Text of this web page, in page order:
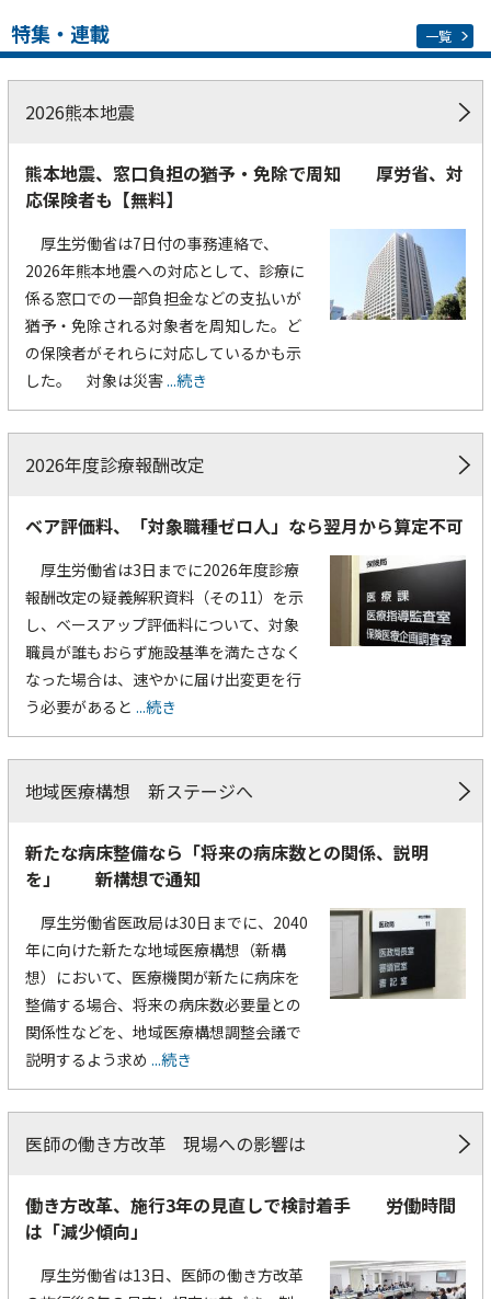
特集・連載 一覧
2026熊本地震
熊本地震、窓口負担の猶予・免除で周知 厚労省、対
応保険者も【無料】
厚生労働省は7日付の事務連絡で、
2026年熊本地震への対応として、診療に
係る窓口での一部負担金などの支払いが
猶予・免除される対象者を周知した。ど
の保険者がそれらに対応しているかも示
した。 対象は災害...続き
2026年度診療報酬改定
ベア評価料、「対象職種ゼロ人」なら翌月から算定不可
厚生労働省は3日までに2026年度診療
報酬改定の疑義解釈資料（その11）を示
し、ベースアップ評価料について、対象
職員が誰もおらず施設基準を満たさなく
なった場合は、速やかに届け出変更を行
う必要があると ...続き
地域医療構想 新ステージへ
新たな病床整備なら「将来の病床数との関係、説明
を」 新構想で通知
厚生労働省医政局は30日までに、2040
年に向けた新たな地域医療構想（新構
想）において、医療機関が新たに病床を
整備する場合、将来の病床数必要量との
関係性などを、地域医療構想調整会議で
説明するよう求め ...続き
医師の働き方改革 現場への影響は
働き方改革、施行3年の見直しで検討着手 労働時間
は「減少傾向」
厚生労働省は13日、医師の働き方改革